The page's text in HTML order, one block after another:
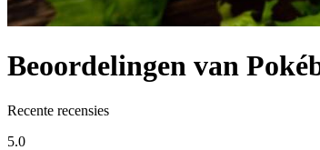
Beoordelingen van
Recente recensies
5.0